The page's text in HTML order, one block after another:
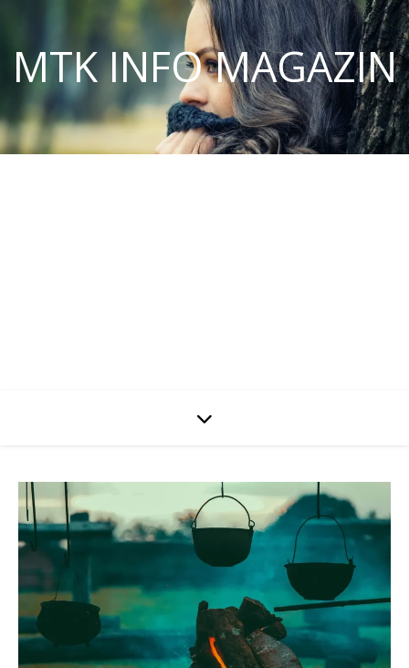
MTK INFO MAGAZIN